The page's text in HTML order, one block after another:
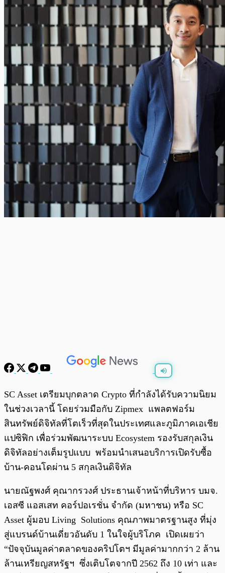
พร้อมเล่น 0:00 0:00
SC Asset เตรียมบุกตลาด Crypto ที่กำลังได้รับความนิยม
ในช่วงเวลานี้ โดยร่วมมือกับ Zipmex แพลตฟอร์ม
สินทรัพย์ดิจิทัลที่โตเร็วที่สุดในประเทศและภูมิภาคเอเชีย
แปซิฟิก เพื่อร่วมพัฒนาระบบ Ecosystem รองรับสกุลเงิน
ดิจิทัลอย่างเต็มรูปแบบ พร้อมนำเสนอบริการเปิดรับซื้อ
บ้าน-คอนโดผ่าน 5 สกุลเงินดิจิทัล
นายณัฐพงศ์ คุณากรวงศ์ ประธานเจ้าหน้าที่บริหาร บมจ.
เอสซี แอสเสท คอร์ปอเรชั่น จำกัด (มหาชน) หรือ SC
Asset ผู้มอบ Living Solutions คุณภาพมาตรฐานสูง ที่มุ่ง
สู่แบรนด์บ้านเดี่ยวอันดับ 1 ในใจผู้บริโภค เปิดเผยว่า
“ปัจจุบันมูลค่าตลาดของคริปโตฯ มีมูลค่ามากกว่า 2 ล้าน
ล้านเหรียญสหรัฐฯ ซึ่งเติบโตจากปี 2562 ถึง 10 เท่า และ